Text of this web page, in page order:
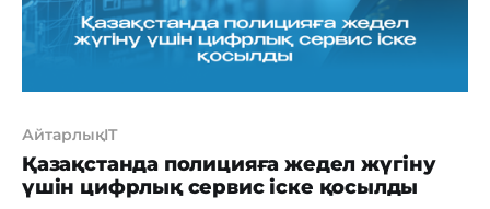
АйтарлықIT
Қазақстанда полицияға жедел жүгіну
үшін цифрлық сервис іске қосылды